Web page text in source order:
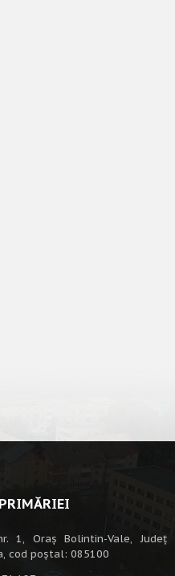
1, Oraș Bolintin-Vale, Județ
cod poștal: 085100